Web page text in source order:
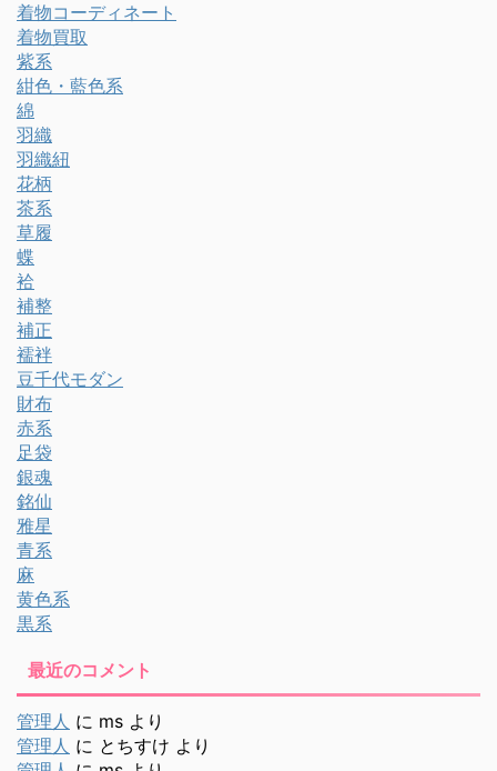
着物コーディネート
着物買取
紫系
紺色・藍色系
綿
羽織
羽織紐
花柄
茶系
草履
蝶
袷
補整
補正
襦袢
豆千代モダン
財布
赤系
足袋
銀魂
銘仙
雅星
青系
麻
黄色系
黒系
最近のコメント
管理人 に ms より
管理人 に とちすけ より